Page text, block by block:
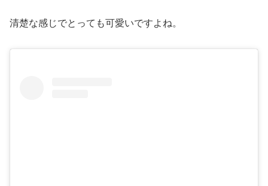
清楚な感じでとっても可愛いですよね。